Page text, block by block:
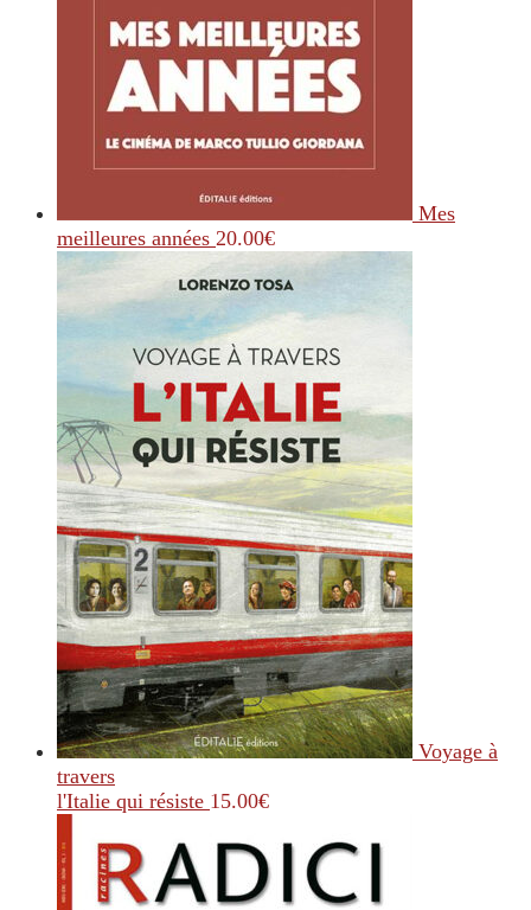
Mes
meilleures années 20.00€
Voyage à
travers
l'Italie qui résiste 15.00€